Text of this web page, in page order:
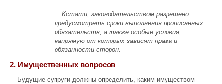
Кстати, законодательством разрешено
предусмотреть сроки выполнения прописанных
обязательств, а также особые условия,
напрямую от которых зависят права и
обязанности сторон.
2. Имущественных вопросов
Будущие супруги должны определить, каким имуществом